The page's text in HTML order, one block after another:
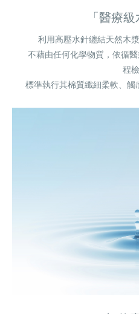
「醫療級
利用高壓水針纏結天然木
不藉由任何化學物質，依循
程
標準執行其棉質纖細柔軟、